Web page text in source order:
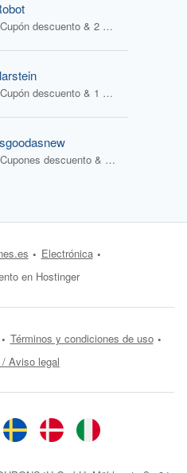
1 Cupón descuento & 2 Ofertas
1 Cupón descuento & 1 Oferta
2 Cupones descuento & 0 Ofertas
Electrónica
en Hostinger
Términos y condiciones de uso
Aviso legal